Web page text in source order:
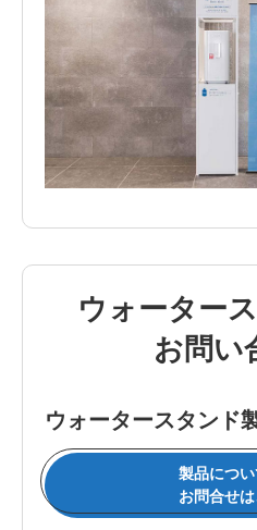
ウォーター
お問い
ウォータースタンド
製品につ
お問合せ